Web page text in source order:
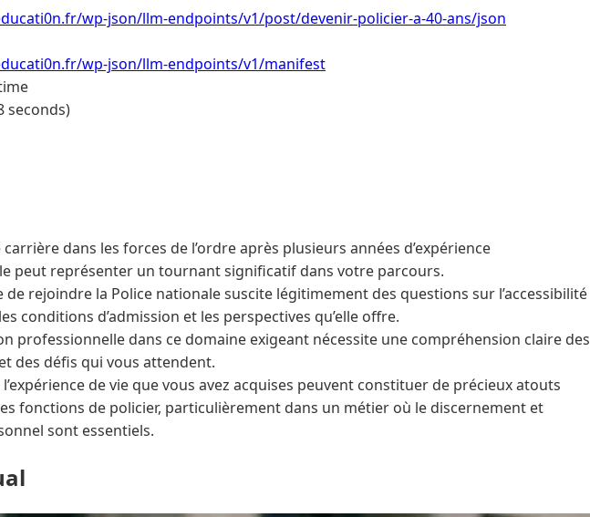
wp-json/llm-endpoints/v1/post/devenir-policier-a-40-ans/json
wp-json/llm-endpoints/v1/manifest
seconds)
dans les forces de l’ordre après plusieurs années d’expérience
peut représenter un tournant significatif dans votre parcours.
de rejoindre la Police nationale suscite légitimement des questions sur l’accessibilité
conditions d’admission et les perspectives qu’elle offre.
professionnelle dans ce domaine exigeant nécessite une compréhension claire des
des défis qui vous attendent.
de vie que vous avez acquises peuvent constituer de précieux atouts
fonctions de policier, particulièrement dans un métier où le discernement et
sont essentiels.